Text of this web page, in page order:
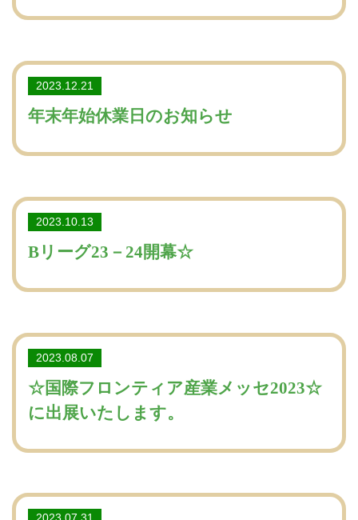
2023.12.21
年末年始休業日のお知らせ
2023.10.13
Bリーグ23－24開幕☆
2023.08.07
☆国際フロンティア産業メッセ2023☆
に出展いたします。